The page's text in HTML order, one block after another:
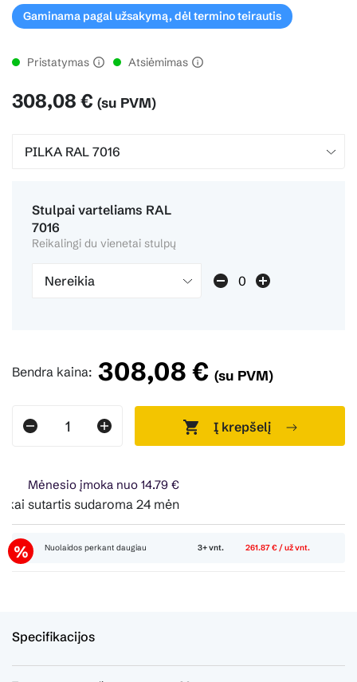
Gaminama pagal užsakymą, dėl termino teirautis
Pristatymas Atsiėmimas
308,08 € (su PVM)
Stulpai varteliams RAL
7016
Reikalingi du vienetai stulpų
Nereikia
Bendra kaina: 308,08 € (su PVM)
Į krepšelį
Mėnesio įmoka nuo 14.79 €
sudaroma 24 mėn. terminui, metinė palūkanų norma
Nuolaidos perkant daugiau 3+ vnt. 261.87 € / už vnt.
Specifikacijos